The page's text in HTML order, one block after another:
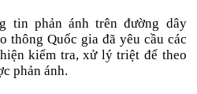
tin phản ánh trên đường dây
thông Quốc gia đã yêu cầu các
kiểm tra, xử lý triệt để theo
phản ánh.